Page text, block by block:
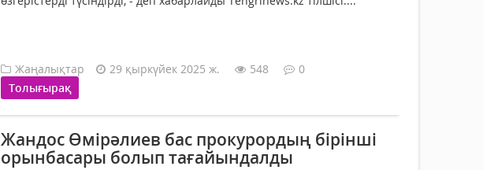
Жаңалықтар 29 қыркүйек 2025 ж. 548
0
Толығырақ
Жандос Өмірәлиев бас прокурордың бірінші
орынбасары болып тағайындалды